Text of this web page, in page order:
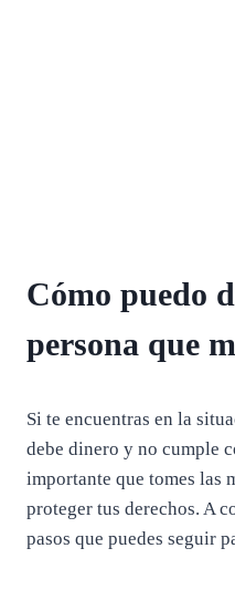
Cómo puedo
persona que
Si te encuentras en la
debe dinero y no cumple
importante que tomes las
proteger tus derechos. A
pasos que puedes seguir